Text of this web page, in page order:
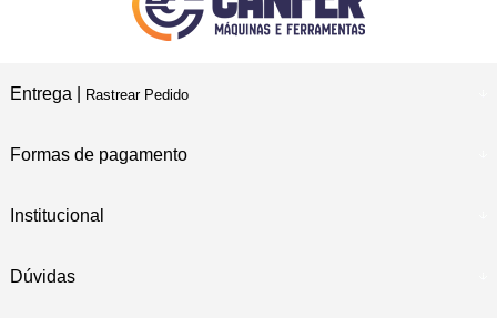
Entrega | Rastrear Pedido
Formas de pagamento
Institucional
Dúvidas